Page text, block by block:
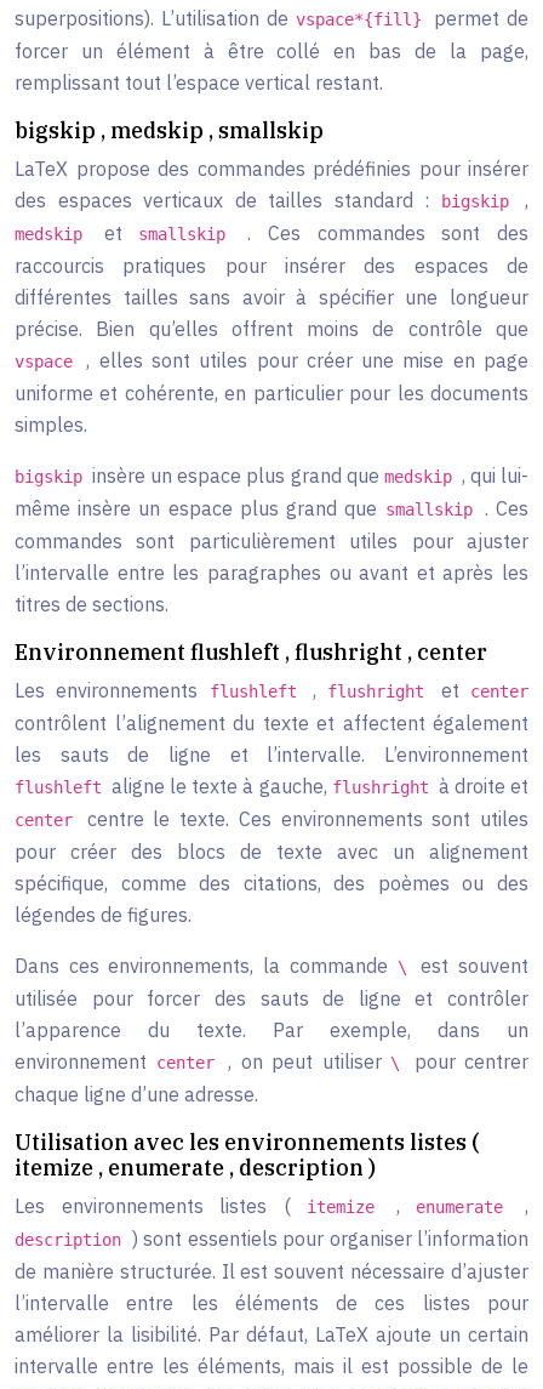
superpositions). L’utilisation de vspace*{fill} permet de
forcer un élément à être collé en bas de la page,
remplissant tout l’espace vertical restant.
bigskip , medskip , smallskip
LaTeX propose des commandes prédéfinies pour insérer
des espaces verticaux de tailles standard :
bigskip ,
medskip et smallskip. Ces commandes sont des
raccourcis pratiques pour insérer des espaces de
différentes tailles sans avoir à spécifier une longueur
précise. Bien qu’elles offrent moins de contrôle que
vspace, elles sont utiles pour créer une mise en page
uniforme et cohérente, en particulier pour les documents
simples.
bigskipinsère un espace plus grand que medskip , qui lui-
même insère un espace plus grand que smallskip . Ces
commandes sont particulièrement utiles pour ajuster
l’intervalle entre les paragraphes ou avant et après les
titres de sections.
Environnement flushleft , flushright , center
Les environnements flushleft, flushright et center
contrôlent l’alignement du texte et affectent également
les sauts de ligne et l’intervalle. L’environnement
flushleftaligne le texte à gauche, flushright à droite et
center centre le texte. Ces environnements sont utiles
pour créer des blocs de texte avec un alignement
spécifique, comme des citations, des poèmes ou des
légendes de figures.
Dans ces environnements, la commande \est souvent
utilisée pour forcer des sauts de ligne et contrôler
l’apparence du texte. Par exemple, dans un
environnement
center , on peut utiliser \ pour centrer
chaque ligne d’une adresse.
Utilisation avec les environnements listes (
itemize , enumerate , description )
Les environnements listes ( itemize , enumerate,
description ) sont essentiels pour organiser l’information
de manière structurée. Il est souvent nécessaire d’ajuster
l’intervalle entre les éléments de ces listes pour
améliorer la lisibilité. Par défaut, LaTeX ajoute un certain
intervalle entre les éléments, mais il est possible de le